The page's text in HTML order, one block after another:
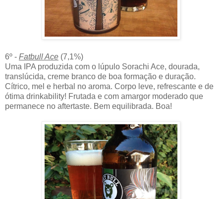
6º - Fatbull Ace (7,1%)
Uma IPA produzida com o lúpulo Sorachi Ace, dourada,
translúcida, creme branco de boa formação e duração.
Cítrico, mel e herbal no aroma. Corpo leve, refrescante e de
ótima drinkability! Frutada e com amargor moderado que
permanece no aftertaste. Bem equilibrada. Boa!